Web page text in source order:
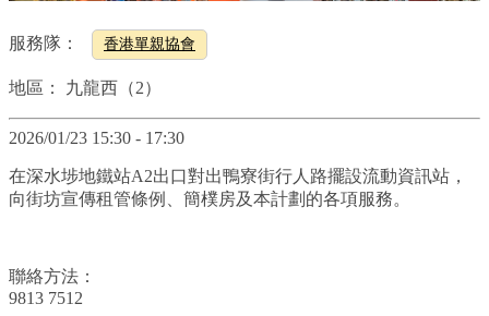
服務隊： 香港單親協會
地區： 九龍西（2）
2026/01/23 15:30 - 17:30
在深水埗地鐵站A2出口對出鴨寮街行人路擺設流動資訊站，
向街坊宣傳租管條例、簡樸房及本計劃的各項服務。
聯絡方法：
9813 7512